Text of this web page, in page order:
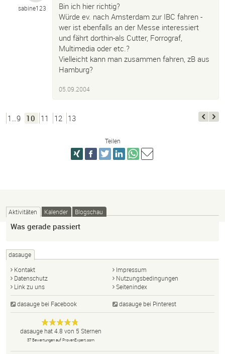
sabine123
Bin ich hier richtig?
Würde ev. nach Amsterdam zur IBC fahren -
wer ist ebenfalls an der Messe interessiert
und fährt dorthin-als Cutter, Forrograf,
Multimedia oder etc.?
Vielleicht kann man zusammen fahren, zB aus
Hamburg?
05.09.2004
1…9 10 11 12 13
Teilen
Aktivitäten Kalender Blogschau
Was gerade passiert
dasauge
Kontakt
Impressum
Datenschutz
Nutzungsbedingungen
Link zu uns
Seitenindex
dasauge bei Facebook dasauge bei Pinterest
dasauge
Designer,
Fotografen,
Agenturen,
Anonym
dasaugehat4.8 von 5 Sternen
37Bewertungen auf ProvenExpert.com